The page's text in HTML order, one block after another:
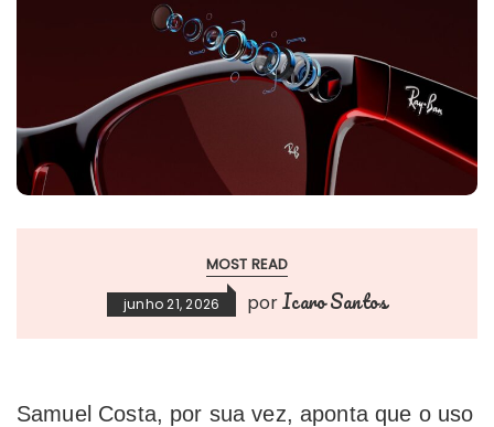
MOST READ
junho 21, 2026 porIcaro Santos
Samuel Costa, por sua vez, aponta que o uso